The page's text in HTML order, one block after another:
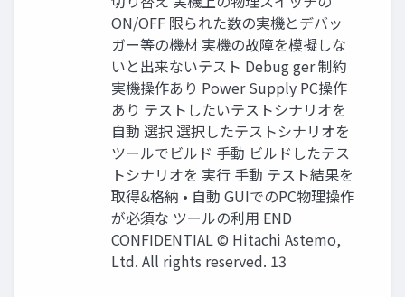
ON/OFF 限られた数の実機とデバッ
ガー等の機材 実機の故障を模擬しな
いと出来ないテスト Debug ger 制約
実機操作あり Power Supply PC操作
あり テストしたいテストシナリオを
自動 選択 選択したテストシナリオを
ツールでビルド 手動 ビルドしたテス
トシナリオを 実行 手動 テスト結果を
取得&格納 • 自動 GUIでのPC物理操作
が必須な ツールの利用 END
CONFIDENTIAL © Hitachi Astemo,
Ltd. All rights reserved. 13